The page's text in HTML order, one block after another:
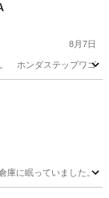
8月7日
ホンダステップワゴ
庫に眠っていました。